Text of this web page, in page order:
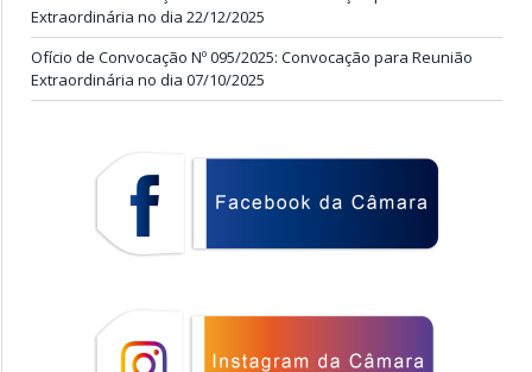
Extraordinária no dia 22/12/2025
Ofício de Convocação Nº 095/2025: Convocação para Reunião
Extraordinária no dia 07/10/2025